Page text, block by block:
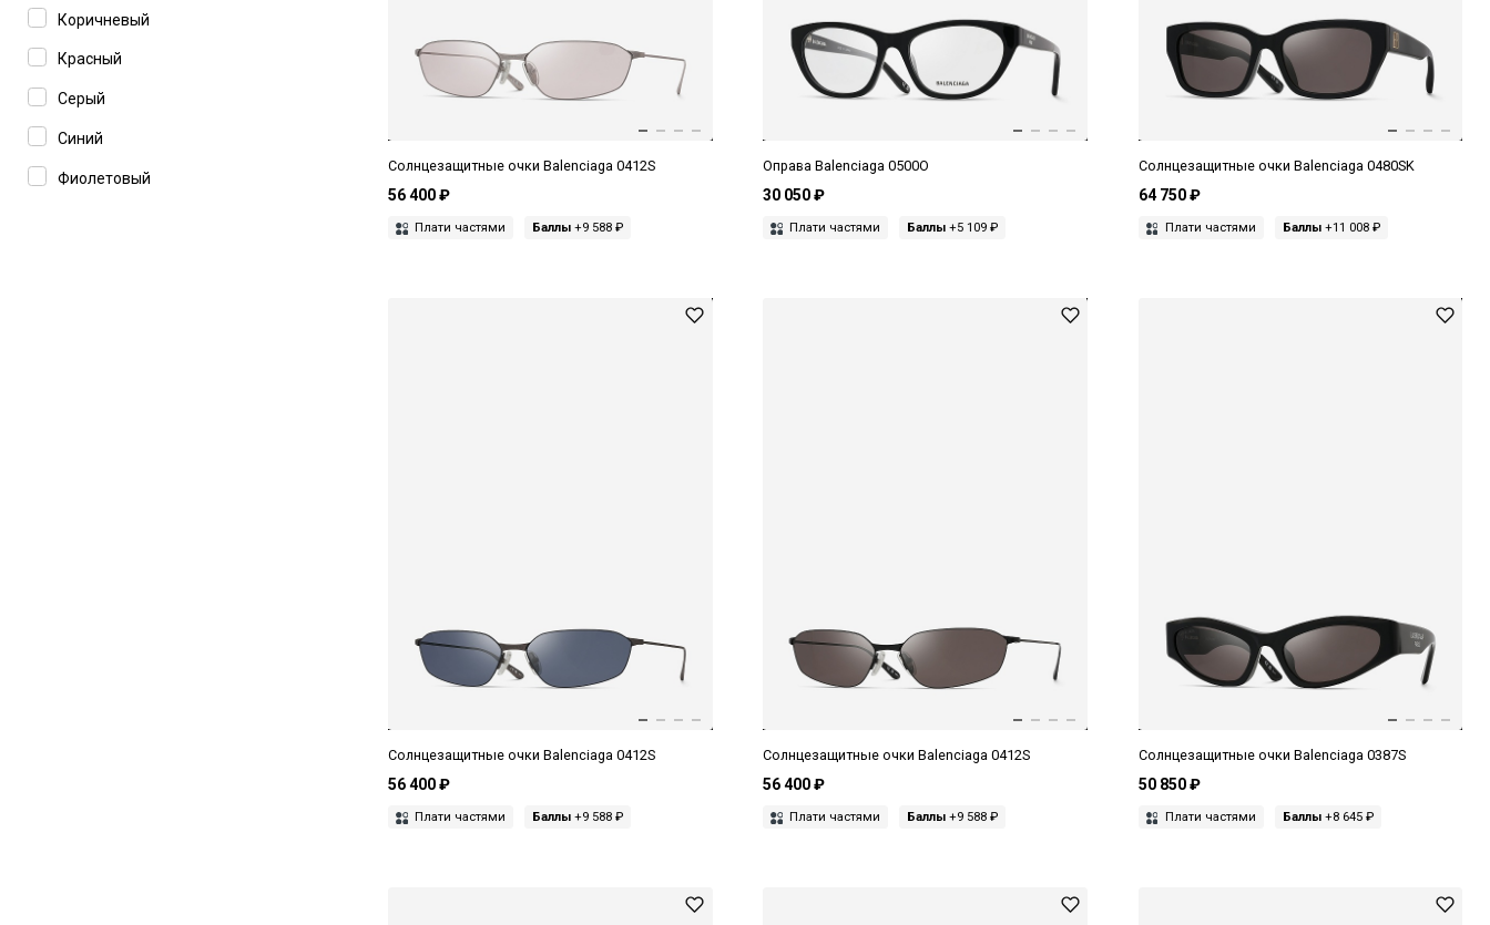
Magda Butrym
Marc Jacobs
Mastermind
Фиолетовый
Черный
Коричневый
Красный
Серый
Синий
Фиолетовый
Солнцезащитные очки Balenciaga 0412S
56 400 ₽
Плати частями Баллы +9 588 ₽
Оправа Balenciaga 0500O
30 050 ₽
Плати частями Баллы +5 109 ₽
Солнцезащитные очки Balenciaga 0480SK
64 750 ₽
Плати частями Баллы+11 008 ₽
Солнцезащитные очки Balenciaga 0412S
56 400 ₽
Плати частями Баллы +9 588 ₽
Солнцезащитные очки Balenciaga 0412S
56 400 ₽
Плати частями Баллы +9 588 ₽
Солнцезащитные очки Balenciaga 0387S
50 850 ₽
Плати частями Баллы+8 645 ₽